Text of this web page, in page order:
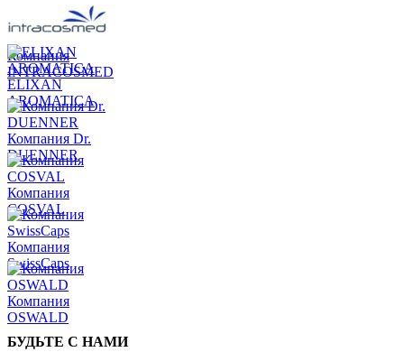
Компания
INTRACOSMED
ELIXAN
AROMATICA
Компания Dr.
DUENNER
Компания
COSVAL
Компания
SwissCaps
Компания
OSWALD
БУДЬТЕ С НАМИ